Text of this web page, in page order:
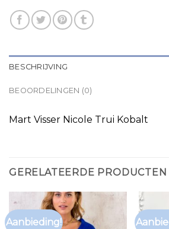
BESCHRIJVING
BEOORDELINGEN (0)
Mart Visser Nicole Trui Kobalt
GERELATEERDE PRODUCTEN
Aanbieding!